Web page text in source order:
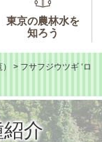
東京の農林水を
知ろう
> フサフジウツギ ‘ロ
介